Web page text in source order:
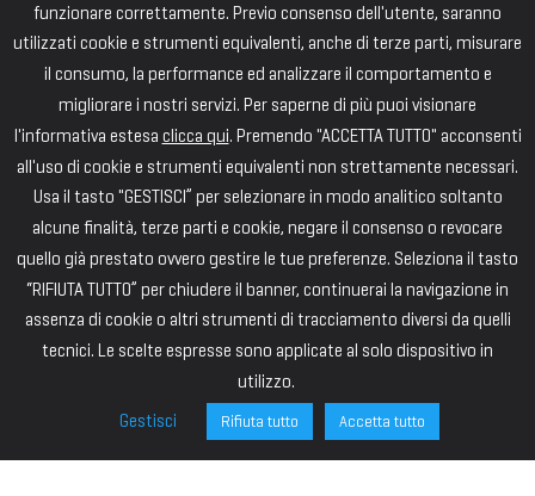
funzionare correttamente. Previo consenso dell'utente, saranno
utilizzati cookie e strumenti equivalenti, anche di terze parti, misurare
il consumo, la performance ed analizzare il comportamento e
migliorare i nostri servizi. Per saperne di più puoi visionare
l'informativa estesa clicca qui. Premendo "ACCETTA TUTTO" acconsenti
all'uso di cookie e strumenti equivalenti non strettamente necessari.
Usa il tasto "GESTISCI” per selezionare in modo analitico soltanto
alcune finalità, terze parti e cookie, negare il consenso o revocare
quello già prestato ovvero gestire le tue preferenze. Seleziona il tasto
“RIFIUTA TUTTO” per chiudere il banner, continuerai la navigazione in
assenza di cookie o altri strumenti di tracciamento diversi da quelli
tecnici. Le scelte espresse sono applicate al solo dispositivo in
utilizzo.
Gestisci
Rifiuta tutto Accetta tutto